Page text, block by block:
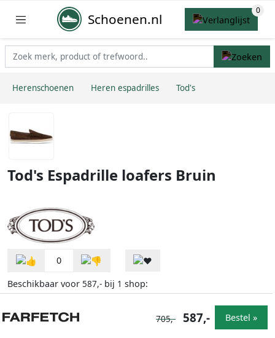
Schoenen.nl
Herenschoenen Heren espadrilles Tod's
Tod's Espadrille loafers Bruin
0
Beschikbaar voor 587,- bij 1 shop:
705,- 587,- Bestel »